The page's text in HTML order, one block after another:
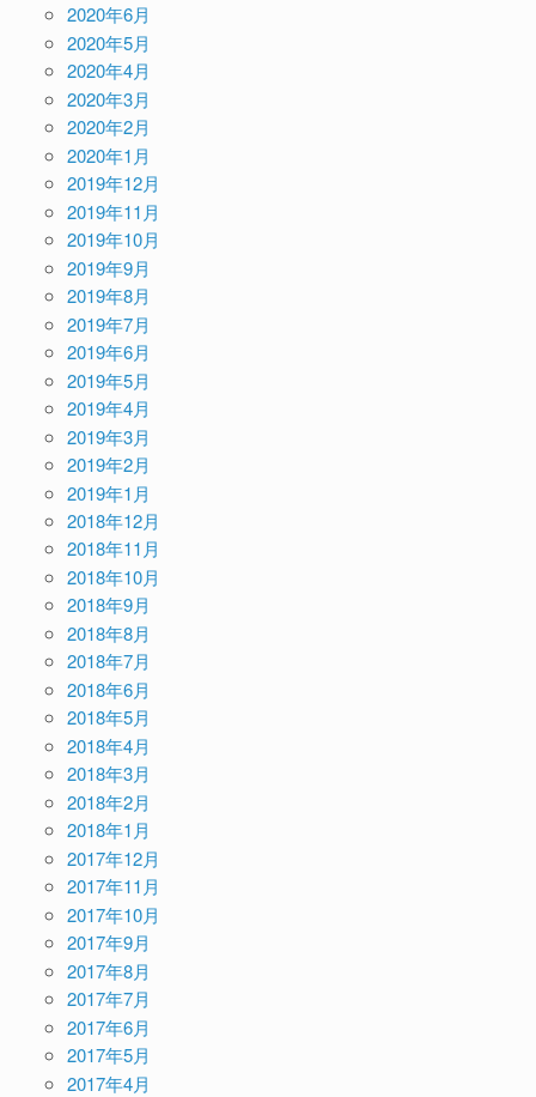
2020年6月
2020年5月
2020年4月
2020年3月
2020年2月
2020年1月
2019年12月
2019年11月
2019年10月
2019年9月
2019年8月
2019年7月
2019年6月
2019年5月
2019年4月
2019年3月
2019年2月
2019年1月
2018年12月
2018年11月
2018年10月
2018年9月
2018年8月
2018年7月
2018年6月
2018年5月
2018年4月
2018年3月
2018年2月
2018年1月
2017年12月
2017年11月
2017年10月
2017年9月
2017年8月
2017年7月
2017年6月
2017年5月
2017年4月